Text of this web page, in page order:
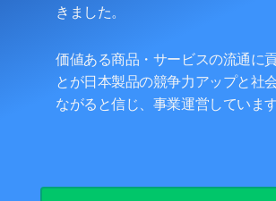
きました。
価値ある商品・サービスの流通に
とが日本製品の競争力アップと社
ながると信じ、事業運営しています